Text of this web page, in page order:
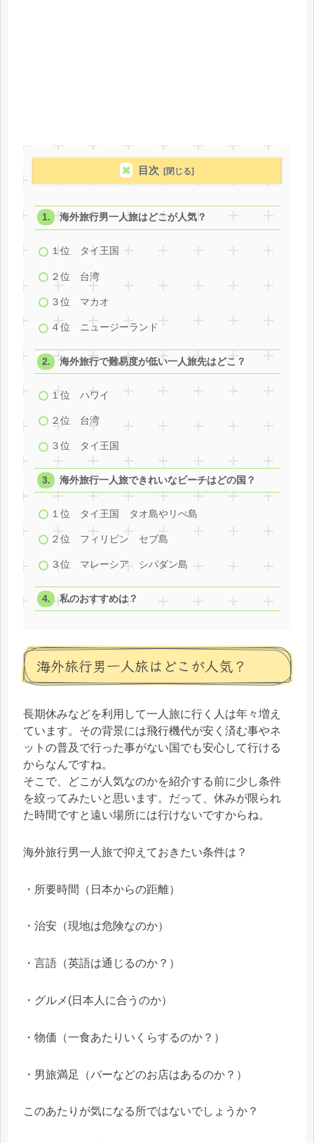
目次
海外旅行男一人旅はどこが人気？
１位 タイ王国
２位 台湾
３位 マカオ
４位 ニュージーランド
海外旅行で難易度が低い一人旅先はどこ？
１位 ハワイ
２位 台湾
３位 タイ王国
海外旅行一人旅できれいなビーチはどの国？
１位 タイ王国 タオ島やリぺ島
２位 フィリピン セブ島
３位 マレーシア シパダン島
私のおすすめは？
海外旅行男一人旅はどこが人気？
長期休みなどを利用して一人旅に行く人は年々増え
ています。その背景には飛行機代が安く済む事やネ
ットの普及で行った事がない国でも安心して行ける
からなんですね。
そこで、どこが人気なのかを紹介する前に少し条件
を絞ってみたいと思います。だって、休みが限られ
た時間ですと遠い場所には行けないですからね。
海外旅行男一人旅で抑えておきたい条件は？
・所要時間（日本からの距離）
・治安（現地は危険なのか）
・言語（英語は通じるのか？）
・グルメ(日本人に合うのか）
・物価（一食あたりいくらするのか？）
・男旅満足（バーなどのお店はあるのか？）
このあたりが気になる所ではないでしょうか？